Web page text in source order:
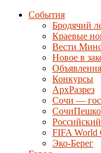
События
Бродячий
Краевые
Вести
Новое в
Конкурсы
АрхРазрез
Сочи —
FIFA World
Эко-Берег